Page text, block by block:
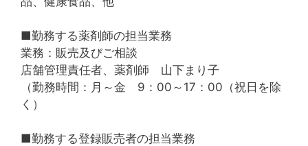
■勤務する薬剤師の担当業務
業務：販売及びご相談
店舗管理責任者、薬剤師 山下まり子
（勤務時間：月～金 9：00～17：00（祝日を除
く）
■勤務する登録販売者の担当業務